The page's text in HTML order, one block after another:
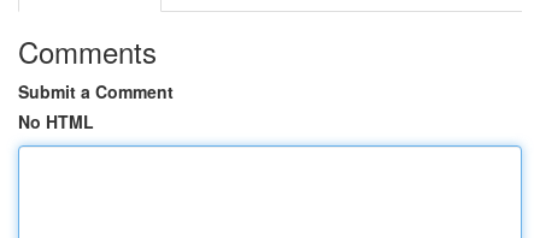
Comments
Submit a Comment
No HTML